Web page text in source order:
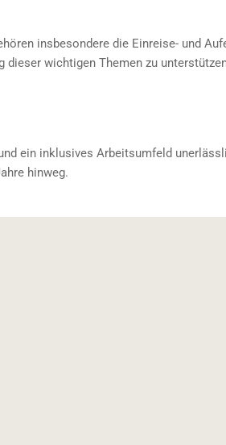
insbesondere die Einreise- und
dieser wichtigen Themen zu
ein inklusives Arbeitsumfeld
hinweg.